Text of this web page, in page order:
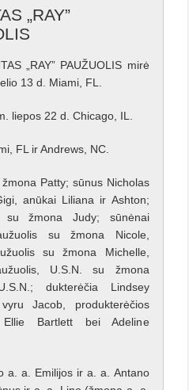
„RAY”
„RAY” PAUŽUOLIS mirė
13 d. Miami, FL.
liepos 22 d. Chicago, IL.
FL ir Andrews, NC.
Patty; sūnus Nicholas
anūkai Liliana ir Ashton;
su žmona Judy; sūnėnai
su žmona Nicole,
su žmona Michelle,
U.S.N. su žmona
dukterėčia Lindsey
Jacob, produkterėčios
Bartlett bei Adeline
a. a. Emilijos ir a. a. Antano